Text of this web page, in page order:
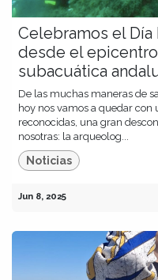
Celebramos el
desde el
subacuática
De las muchas maneras de
hoy nos vamos a quedar con
reconocidas, una gran
nosotras: la arqueolog...
Noticias
Jun 8, 2025